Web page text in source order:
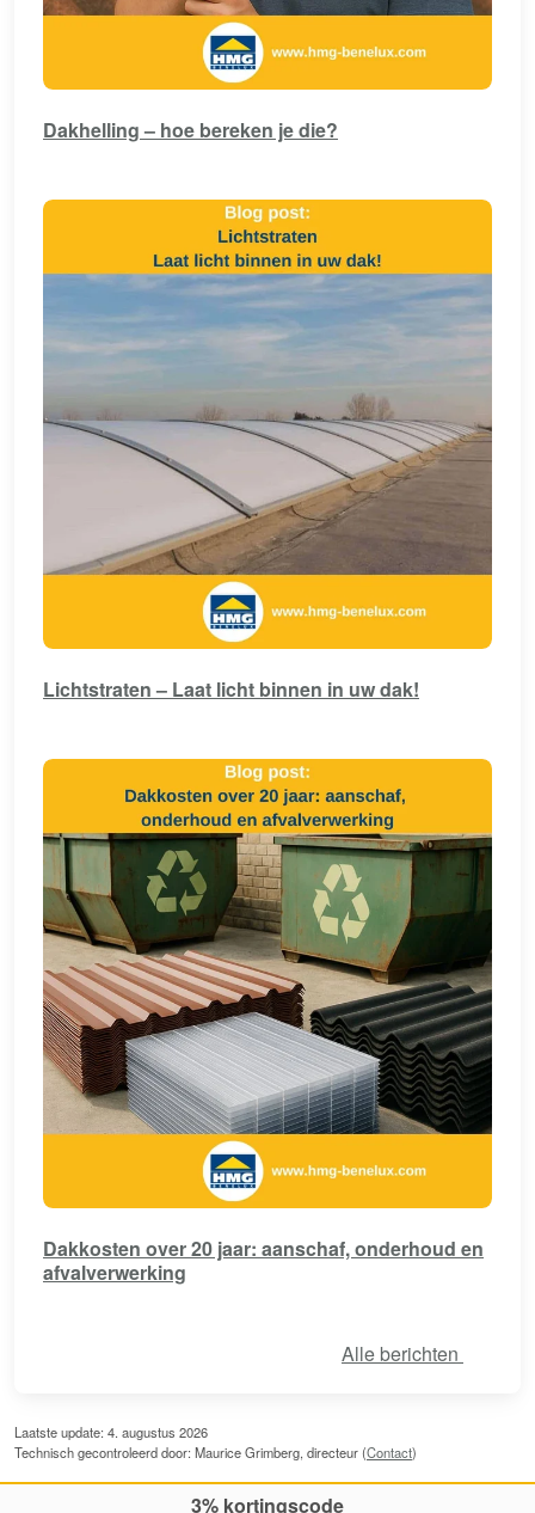
Dakhelling – hoe bereken je die?
Lichtstraten – Laat licht binnen in uw dak!
Dakkosten over 20 jaar: aanschaf, onderhoud en
afvalverwerking
Alle berichten
Laatste update: 4. augustus 2026
Technisch gecontroleerd door: Maurice Grimberg, directeur (Contact)
3% kortingscode